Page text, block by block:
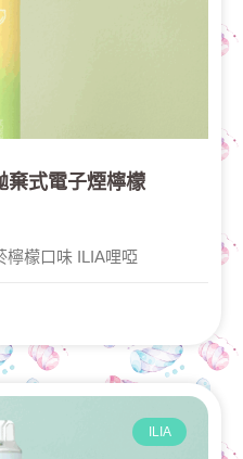
棄式電子煙檸檬
檸檬口味 ILIA哩啞
ILIA